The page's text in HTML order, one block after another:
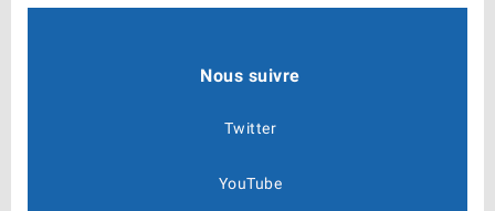
Nous suivre
Twitter
YouTube